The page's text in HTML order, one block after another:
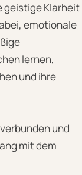
geistige Klarheit
emotionale
lernen,
und ihre
und
mit dem